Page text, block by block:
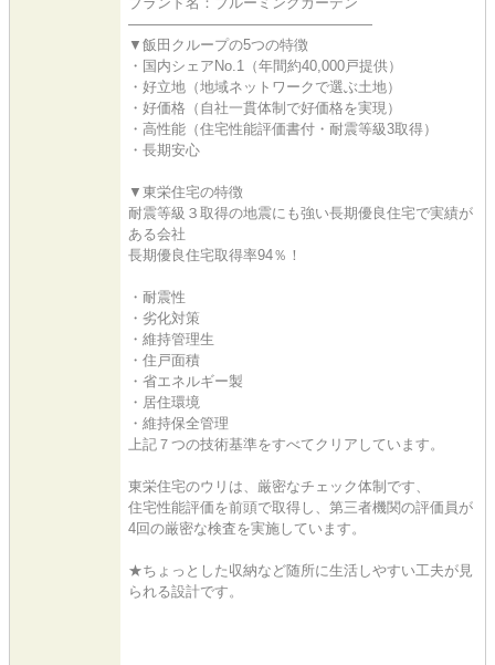
―――――――――――――――――
▼飯田クループの5つの特徴
・国内シェアNo.1（年間約40,000戸提供）
・好立地（地域ネットワークで選ぶ土地）
・好価格（自社一貫体制で好価格を実現）
・高性能（住宅性能評価書付・耐震等級3取得）
・長期安心
▼東栄住宅の特徴
耐震等級３取得の地震にも強い長期優良住宅で実績が
ある会社
長期優良住宅取得率94％！
・耐震性
・劣化対策
・維持管理生
・住戸面積
・省エネルギー製
・居住環境
・維持保全管理
上記７つの技術基準をすべてクリアしています。
東栄住宅のウリは、厳密なチェック体制です、
住宅性能評価を前頭で取得し、第三者機関の評価員が
4回の厳密な検査を実施しています。
★ちょっとした収納など随所に生活しやすい工夫が見
られる設計です。